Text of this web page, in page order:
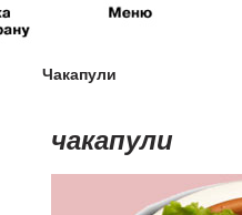
Чакапули
чакапули